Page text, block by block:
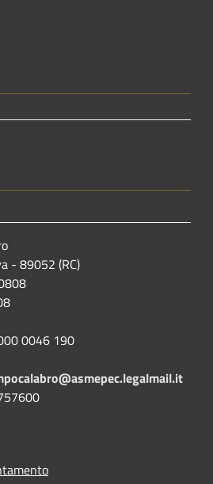
- 89052 (RC)
0046 190